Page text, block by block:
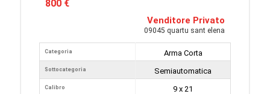
800 €
Venditore Privato
09045 quartu sant elena
Categoria
Sottocategoria
Calibro
Arma Corta
Semiautomatica
9 x 21